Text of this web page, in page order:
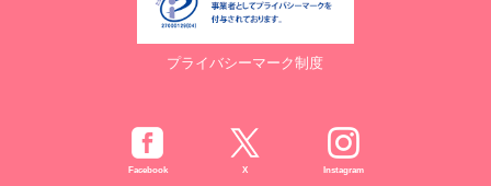
プライバシーマーク制度
Facebook X Instagram